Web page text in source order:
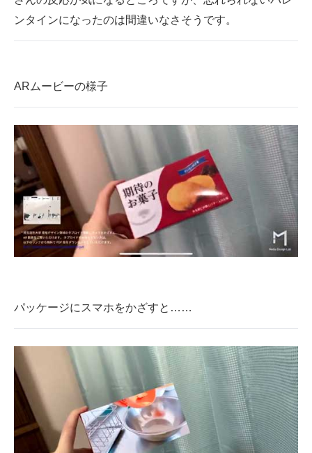
ンタインになったのは間違いなさそうです。
ARムービーの様子
パッケージにスマホをかざすと……